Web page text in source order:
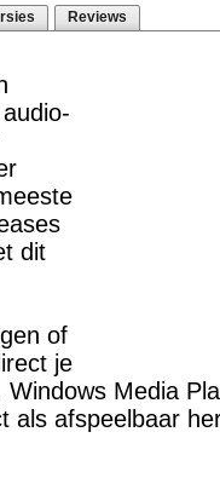
Reviews
dit
of
je
Media
als afspeelbaar